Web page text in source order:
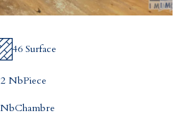
46 Surface
2 NbPiece